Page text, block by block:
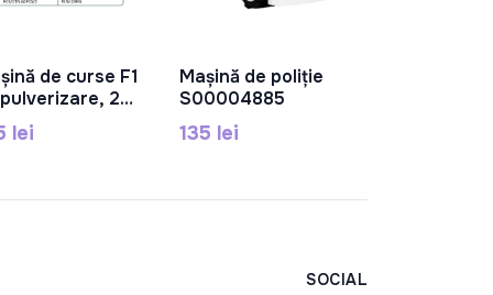
În Coș
de curse F1
2
electrică,
muzică,
lei
În Coș
Mașină de poliție
S00004885
135 lei
SOCIAL